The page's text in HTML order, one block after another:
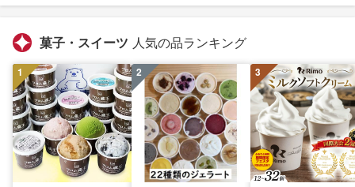
菓子・スイーツ 人気の品ランキング
1 2 3